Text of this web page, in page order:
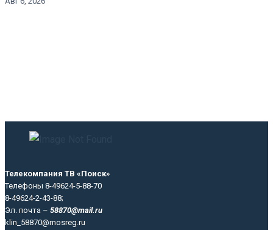
Телекомпания ТВ «Поиск»
Телефоны 8-49624-5-88-70
8-49624-2-43-88;
Эл. почта – 58870@mail.ru
klin_58870@mosreg.ru